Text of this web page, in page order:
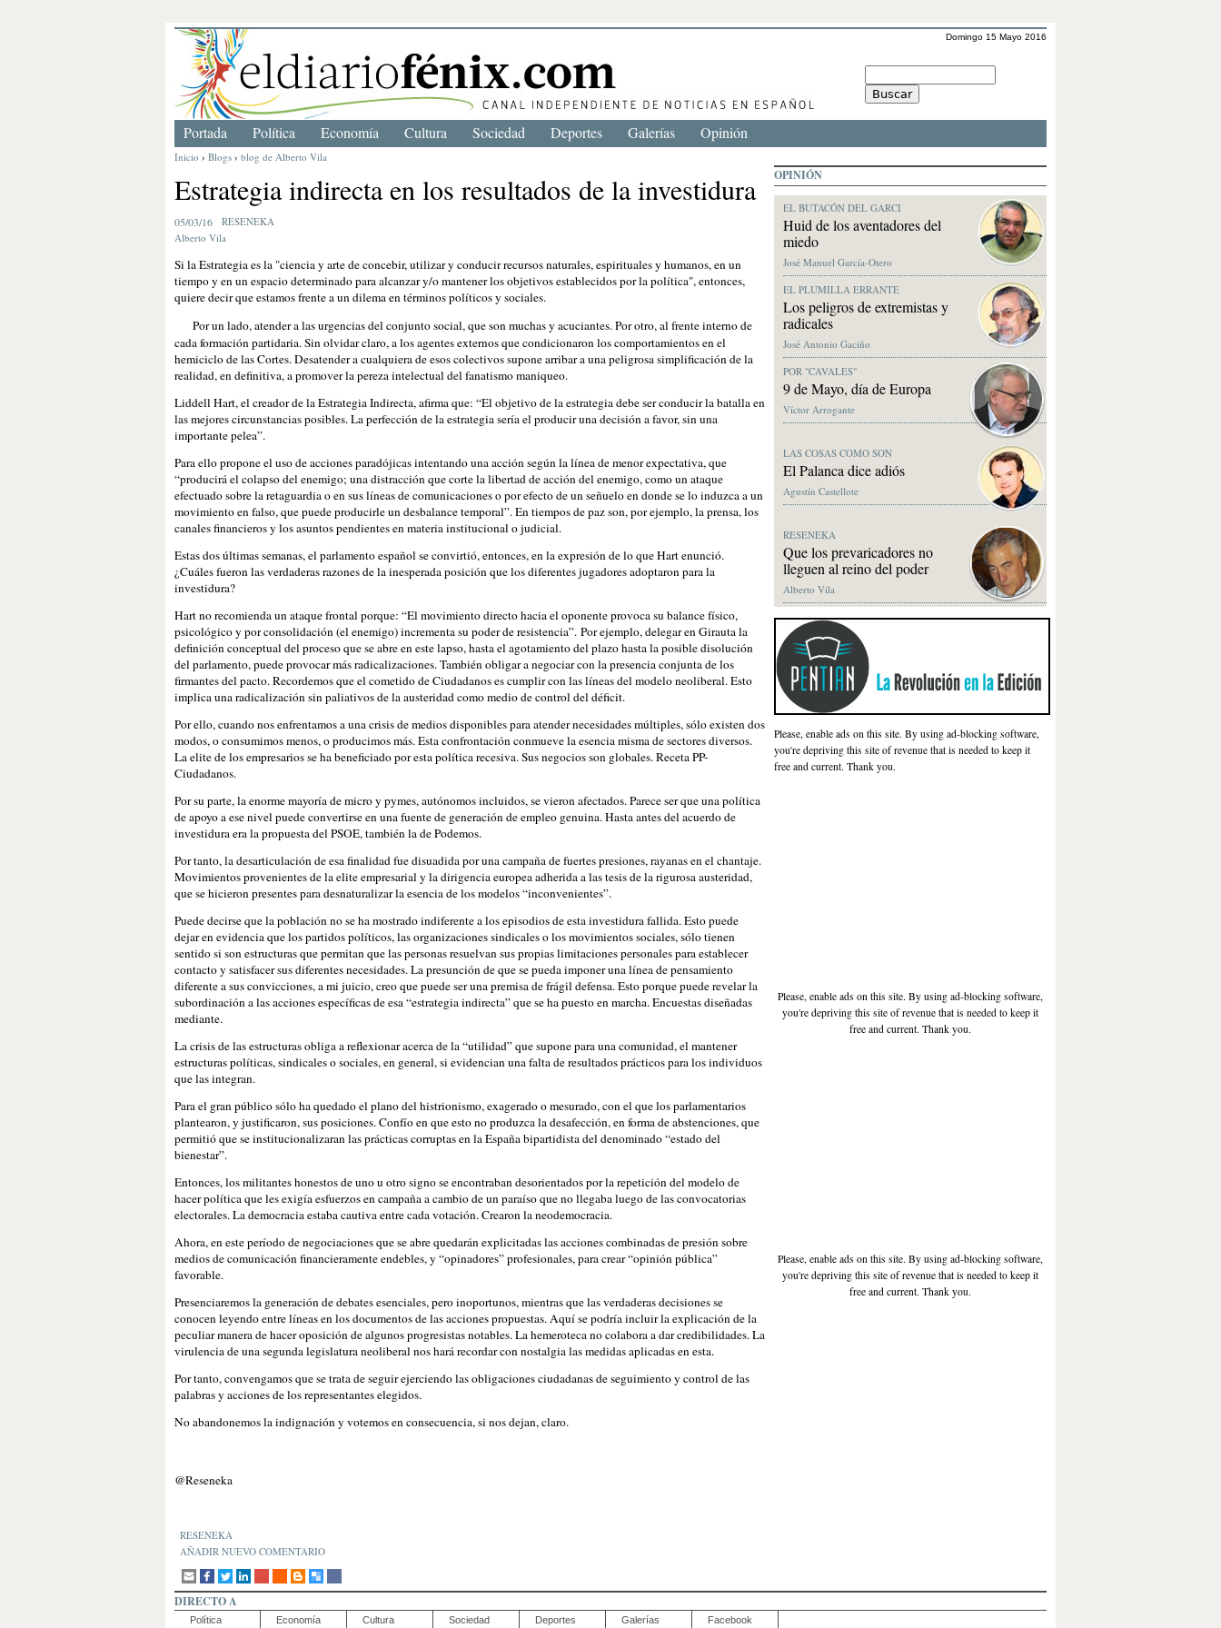
Domingo 15 Mayo 2016
Inicio › Blogs › blog de Alberto Vila
Estrategia indirecta en los resultados de la investidura
05/03/16
RESENEKA
Alberto Vila
Si la Estrategia es la "ciencia y arte de concebir, utilizar y conducir recursos naturales, espirituales y humanos, en un
tiempo y en un espacio determinado para alcanzar y/o mantener los objetivos establecidos por la política", entonces,
quiere decir que estamos frente a un dilema en términos políticos y sociales.
Por un lado, atender a las urgencias del conjunto social, que son muchas y acuciantes. Por otro, al frente interno de
cada formación partidaria. Sin olvidar claro, a los agentes externos que condicionaron los comportamientos en el
hemiciclo de las Cortes. Desatender a cualquiera de esos colectivos supone arribar a una peligrosa simplificación de la
realidad, en definitiva, a promover la pereza intelectual del fanatismo maniqueo.
Liddell Hart, el creador de la Estrategia Indirecta, afirma que: “El objetivo de la estrategia debe ser conducir la batalla en
las mejores circunstancias posibles. La perfección de la estrategia sería el producir una decisión a favor, sin una
importante pelea”.
Para ello propone el uso de acciones paradójicas intentando una acción según la línea de menor expectativa, que
“producirá el colapso del enemigo; una distracción que corte la libertad de acción del enemigo, como un ataque
efectuado sobre la retaguardia o en sus líneas de comunicaciones o por efecto de un señuelo en donde se lo induzca a un
movimiento en falso, que puede producirle un desbalance temporal”. En tiempos de paz son, por ejemplo, la prensa, los
canales financieros y los asuntos pendientes en materia institucional o judicial.
Estas dos últimas semanas, el parlamento español se convirtió, entonces, en la expresión de lo que Hart enunció.
¿Cuáles fueron las verdaderas razones de la inesperada posición que los diferentes jugadores adoptaron para la
investidura?
Hart no recomienda un ataque frontal porque: “El movimiento directo hacia el oponente provoca su balance físico,
psicológico y por consolidación (el enemigo) incrementa su poder de resistencia”. Por ejemplo, delegar en Girauta la
definición conceptual del proceso que se abre en este lapso, hasta el agotamiento del plazo hasta la posible disolución
del parlamento, puede provocar más radicalizaciones. También obligar a negociar con la presencia conjunta de los
firmantes del pacto. Recordemos que el cometido de Ciudadanos es cumplir con las líneas del modelo neoliberal. Esto
implica una radicalización sin paliativos de la austeridad como medio de control del déficit.
Por ello, cuando nos enfrentamos a una crisis de medios disponibles para atender necesidades múltiples, sólo existen dos
modos, o consumimos menos, o producimos más. Esta confrontación conmueve la esencia misma de sectores diversos.
La elite de los empresarios se ha beneficiado por esta política recesiva. Sus negocios son globales. Receta PP-
Ciudadanos.
Por su parte, la enorme mayoría de micro y pymes, autónomos incluidos, se vieron afectados. Parece ser que una política
de apoyo a ese nivel puede convertirse en una fuente de generación de empleo genuina. Hasta antes del acuerdo de
investidura era la propuesta del PSOE, también la de Podemos.
Por tanto, la desarticulación de esa finalidad fue disuadida por una campaña de fuertes presiones, rayanas en el chantaje.
Movimientos provenientes de la elite empresarial y la dirigencia europea adherida a las tesis de la rigurosa austeridad,
que se hicieron presentes para desnaturalizar la esencia de los modelos “inconvenientes”.
Puede decirse que la población no se ha mostrado indiferente a los episodios de esta investidura fallida. Esto puede
dejar en evidencia que los partidos políticos, las organizaciones sindicales o los movimientos sociales, sólo tienen
sentido si son estructuras que permitan que las personas resuelvan sus propias limitaciones personales para establecer
contacto y satisfacer sus diferentes necesidades. La presunción de que se pueda imponer una línea de pensamiento
diferente a sus convicciones, a mi juicio, creo que puede ser una premisa de frágil defensa. Esto porque puede revelar la
subordinación a las acciones específicas de esa “estrategia indirecta” que se ha puesto en marcha. Encuestas diseñadas
mediante.
La crisis de las estructuras obliga a reflexionar acerca de la “utilidad” que supone para una comunidad, el mantener
estructuras políticas, sindicales o sociales, en general, si evidencian una falta de resultados prácticos para los individuos
que las integran.
Para el gran público sólo ha quedado el plano del histrionismo, exagerado o mesurado, con el que los parlamentarios
plantearon, y justificaron, sus posiciones. Confío en que esto no produzca la desafección, en forma de abstenciones, que
permitió que se institucionalizaran las prácticas corruptas en la España bipartidista del denominado “estado del
bienestar”.
Entonces, los militantes honestos de uno u otro signo se encontraban desorientados por la repetición del modelo de
hacer política que les exigía esfuerzos en campaña a cambio de un paraíso que no llegaba luego de las convocatorias
electorales. La democracia estaba cautiva entre cada votación. Crearon la neodemocracia.
Ahora, en este período de negociaciones que se abre quedarán explicitadas las acciones combinadas de presión sobre
medios de comunicación financieramente endebles, y “opinadores” profesionales, para crear “opinión pública”
favorable.
Presenciaremos la generación de debates esenciales, pero inoportunos, mientras que las verdaderas decisiones se
conocen leyendo entre líneas en los documentos de las acciones propuestas. Aquí se podría incluir la explicación de la
peculiar manera de hacer oposición de algunos progresistas notables. La hemeroteca no colabora a dar credibilidades. La
virulencia de una segunda legislatura neoliberal nos hará recordar con nostalgia las medidas aplicadas en esta.
Por tanto, convengamos que se trata de seguir ejerciendo las obligaciones ciudadanas de seguimiento y control de las
palabras y acciones de los representantes elegidos.
No abandonemos la indignación y votemos en consecuencia, si nos dejan, claro.
@Reseneka
RESENEKA
AÑADIR NUEVO COMENTARIO
Portada Política Economía Cultura Sociedad Deportes Galerías Opinión
OPINIÓN
EL BUTACÓN DEL GARCI
Huid de los aventadores del
miedo
José Manuel García-Otero
EL PLUMILLA ERRANTE
Los peligros de extremistas y
radicales
José Antonio Gaciño
POR "CAVALES"
9 de Mayo, día de Europa
Víctor Arrogante
LAS COSAS COMO SON
El Palanca dice adiós
Agustín Castellote
RESENEKA
Que los prevaricadores no
lleguen al reino del poder
Alberto Vila
Please, enable ads on this site. By using ad-blocking software,
you're depriving this site of revenue that is needed to keep it
free and current. Thank you.
Please, enable ads on this site. By using ad-blocking software,
you're depriving this site of revenue that is needed to keep it
free and current. Thank you.
Please, enable ads on this site. By using ad-blocking software,
you're depriving this site of revenue that is needed to keep it
free and current. Thank you.
DIRECTO A
Política Economía Cultura Sociedad Deportes Galerías Facebook